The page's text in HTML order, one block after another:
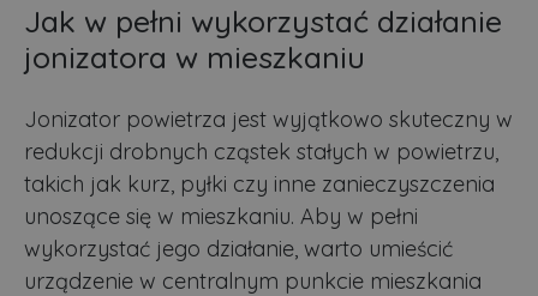
Jak w pełni wykorzystać działanie
jonizatora w mieszkaniu
Jonizator powietrza jest wyjątkowo skuteczny w
redukcji drobnych cząstek stałych w powietrzu,
takich jak kurz, pyłki czy inne zanieczyszczenia
unoszące się w mieszkaniu. Aby w pełni
wykorzystać jego działanie, warto umieścić
urządzenie w centralnym punkcie mieszkania